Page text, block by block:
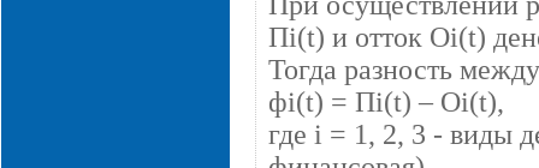
Пi(t) и отток Оi(t)
Тогда разность
фi(t) = Пi(t) – Оi(t),
где i = 1, 2, 3 - виды